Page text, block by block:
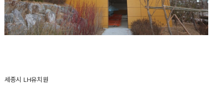
세종시 LH유치원